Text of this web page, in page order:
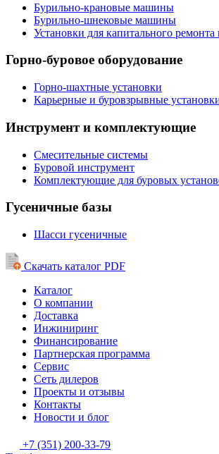
Бурильно-крановые машины
Бурильно-шнековые машины
Установки для капитального
Горно-буровое оборудование
Горно-шахтные установки
Карьерные и буровзрывные
Инструмент и комплектующие
Смесительные системы
Буровой инструмент
Комплектующие для буровых
Гусеничные базы
Шасси гусеничные
Скачать каталог PDF
Каталог
О компании
Доставка
Инжиниринг
Финансирование
Партнерская программа
Сервис
Сеть дилеров
Проекты и отзывы
Контакты
Новости и блог
+7 (351) 200-33-79